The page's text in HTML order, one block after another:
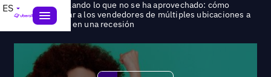
ES
Reports>
Revelando lo que no se ha aprovechado: cómo
ayudar a los vendedores de múltiples ubicaciones a
ganar en una recesión